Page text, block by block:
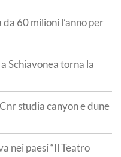
60 milioni l’anno per
Schiavonea torna la
studia canyon e dune
nei paesi “Il Teatro